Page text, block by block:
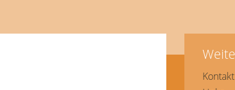
Kontakt